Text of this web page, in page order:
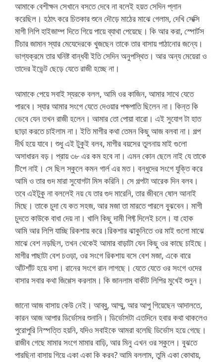
আমাকে বেশীক্ষন সেখানে বসতে দেবে না বলেই হয়ত সেদিন প্লান
করেছিল। হঠাৎ করে চিতকার শুনে দৌড়ে মাঠের মাঝে গেলাম, দেখি সেক্সি
মাগী লিপি হাইজাম্প দিতে গিয়ে পায়ে ব্যাথা পেয়েছে। কি আর করা, স্পোর্টস
টিচার জামান স্যার মেযেদেরকে খুজছেন তাকে তার বাসায় পাঠানোর জন্যে।
ভাগ্যক্রমে তার ঘনিষ্ট বান্ধবী ইতি সেদিন অনুপস্থিত। আর অন্য মেয়েরা ও
তাদের ইভেন্ট ছেড়ে যেতে রাজী হচ্ছে না।
আমাকে পেয়ে সবাই স্যরকে বলল, আমি ওর কাজিন, আমার সাথে যেতে
পারবে। স্যার আমার সংগে যেতে দেওয়ার পক্ষপাতি ছিলেন না। কিন্ত কি
ভেবে যেন তখন রাজী হলেন। আমার তো পোয়া বারো। এই সুযোগ টা হাত
ছাড়া করতে চাইলাম না। ইতি মাগীর কথা তেমন কিছু আজ বলবা না। গল্প
দীর্ঘ হয়ে যাবে। শুধু এই টুকুই বলব, মাগীর বয়সের তুলনায় মাই গুলো
অসাধারন বড়। প্রায় ৩৮ এর কম হবে না। এমন কোন ছেলে নাই যে তাকে
টিপে নাই। সে ছিল স্কুলে কমন গার্ল এর মত। বন্ধুদের সংগে যুক্তি করে
আমি ও তার গুদ মারা সুযোগটা মিস করিনি। সে গল্পটা আরেক দিন বলব।
তবে এইটুকু না বললেই নয় যে তার গুদ মারেনি, তার জীবনে ষোল আনাই
মিছে। তাকে চুদা যে কত সহজ, আর মজা তা মারতে পারলে বুঝবেন। মাগী
চুদতে কাউকে বাধা দেয় না। খালি কিছু দামী গিফ্ট দিলেই চলে। যা হোক
আমি আর লিপি যাচ্ছি রিকশায় করে।রিকশার ঝাকুনিতে ওর মাই গুলো মাঝে
মাঝে বেশ নড়ছিল, তখন থেকেই আমার বাড়াটা যেন কিছু ওর কাছে চাইছে।
মাগীর পাছাটা বেশ চওড়া, ওর সংগে রিকশায় বসে বেশ মজা, একে বারে
আঁটশাঁট হয়ে বসা। রানের সংগে রান লাগছে। যেতে যেতে ওর সংগে ওদের
বাসার সবার কথা জিগ্গেস করলাম। কি জানলাম বাকীট লিপির মুখেই শুনুন।
জানো আজ বাসায় কেউ নেই। আব্বু, আম্মু, আর আপু গিয়েছেন আদালতে,
কারন আজ আপার ডির্ভোসর শুনানি। ডির্ভোসটা এতদিনে হবার কথা থাকলেও
পুরোপুরি নিস্পত্তি হয়নি, যদিও সবাইকে আমরা বলেছি ডির্ভোস হয়ে গেছে।
রাজীব গেছে মামার সংগে মামার বাড়ি, আর মিনু এখন ওর স্কুলে। বুঝতে
পারছিনা বাসায় গিয়ে একা একা কি করব? আমি বললাম, তুমি একা কোথায়,